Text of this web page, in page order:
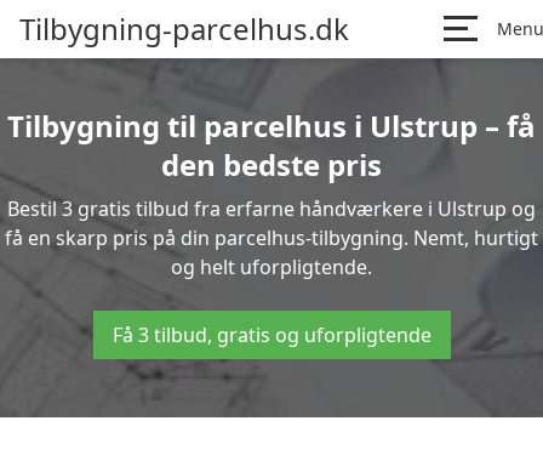
Tilbygning-parcelhus.dk Menu
Tilbygning til parcelhus i Ulstrup – få
den bedste pris
Bestil 3 gratis tilbud fra erfarne håndværkere i Ulstrup og
få en skarp pris på din parcelhus-tilbygning. Nemt, hurtigt
og helt uforpligtende.
Få 3 tilbud, gratis og uforpligtende